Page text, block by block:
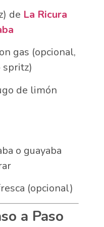
de La Ricura
gas (opcional,
spritz)
de limón
o guayaba
(opcional)
a Paso